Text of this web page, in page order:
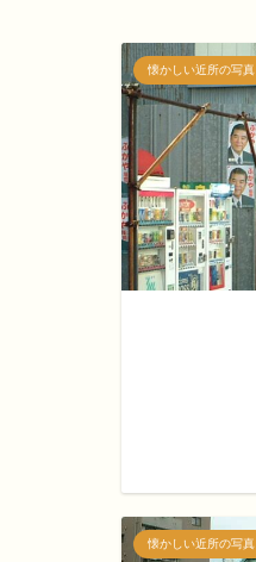
懐かしい近所の写真
懐かしい近所の写真